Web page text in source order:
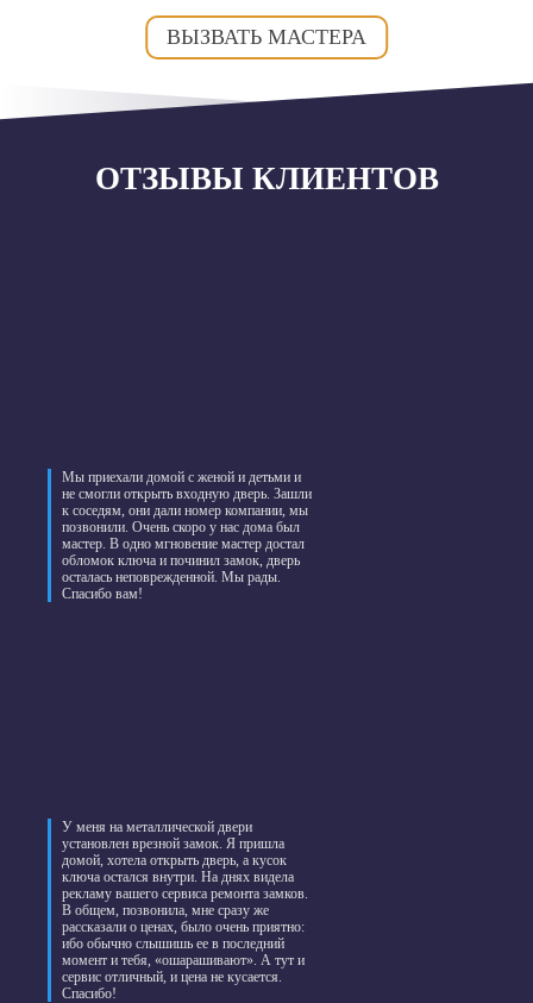
ВЫЗВАТЬ МАСТЕРА
ОТЗЫВЫ КЛИЕНТОВ
Мы приехали домой с женой и детьми и
не смогли открыть входную дверь. Зашли
к соседям, они дали номер компании, мы
позвонили. Очень скоро у нас дома был
мастер. В одно мгновение мастер достал
обломок ключа и починил замок, дверь
осталась неповрежденной. Мы рады.
Спасибо вам!
У меня на металлической двери
установлен врезной замок. Я пришла
домой, хотела открыть дверь, а кусок
ключа остался внутри. На днях видела
рекламу вашего сервиса ремонта замков.
В общем, позвонила, мне сразу же
рассказали о ценах, было очень приятно:
ибо обычно слышишь ее в последний
момент и тебя, «ошарашивают». А тут и
сервис отличный, и цена не кусается.
Спасибо!